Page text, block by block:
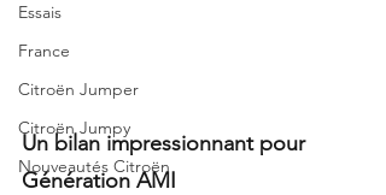
Essais
France
Citroën Jumper
Citroën Jumpy
Nouveautés Citroën
Un bilan impressionnant pour
Génération AMI